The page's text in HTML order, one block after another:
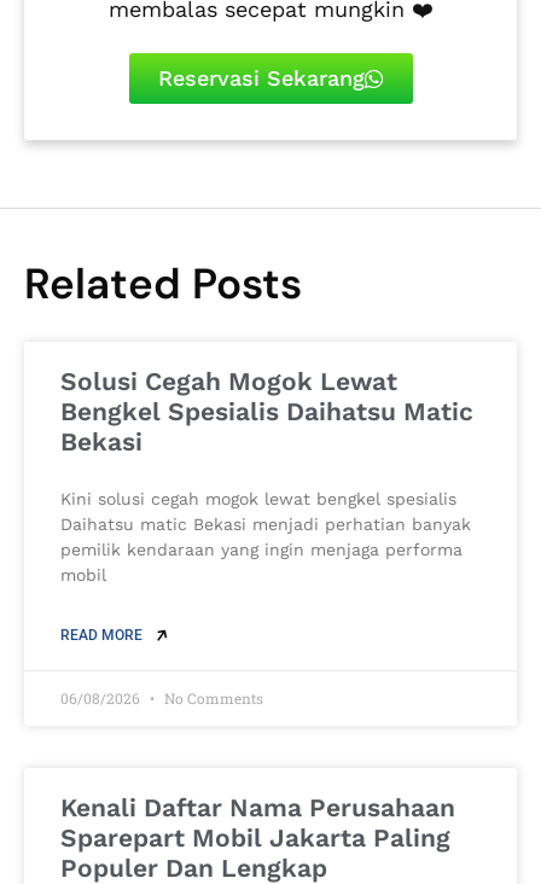
membalas secepat mungkin ❤️
Reservasi Sekarang
Related Posts
Solusi Cegah Mogok Lewat
Bengkel Spesialis Daihatsu Matic
Bekasi
Kini solusi cegah mogok lewat bengkel spesialis
Daihatsu matic Bekasi menjadi perhatian banyak
pemilik kendaraan yang ingin menjaga performa
mobil
READ MORE
06/08/2026 No Comments
Kenali Daftar Nama Perusahaan
Sparepart Mobil Jakarta Paling
Populer Dan Lengkap